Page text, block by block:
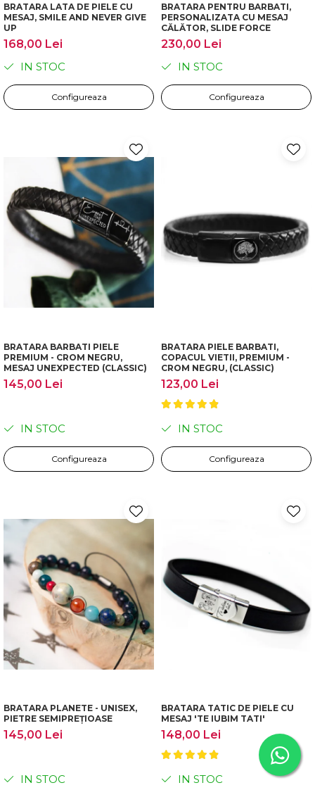
BRATARA LATA DE PIELE CU
MESAJ, SMILE AND NEVER GIVE
UP
168,00 Lei
IN STOC
Configureaza
BRATARA PENTRU BARBATI,
PERSONALIZATA CU MESAJ
CĂLĂTOR, SLIDE FORCE
230,00 Lei
IN STOC
Configureaza
BRATARA BARBATI PIELE
PREMIUM - CROM NEGRU,
MESAJ UNEXPECTED (CLASSIC)
145,00 Lei
IN STOC
Configureaza
BRATARA PIELE BARBATI,
COPACUL VIETII, PREMIUM -
CROM NEGRU, (CLASSIC)
123,00 Lei
IN STOC
Configureaza
BRATARA PLANETE - UNISEX,
PIETRE SEMIPREȚIOASE
145,00 Lei
IN STOC
BRATARA TATIC DE PIELE CU
MESAJ 'TE IUBIM TATI'
148,00 Lei
IN STOC